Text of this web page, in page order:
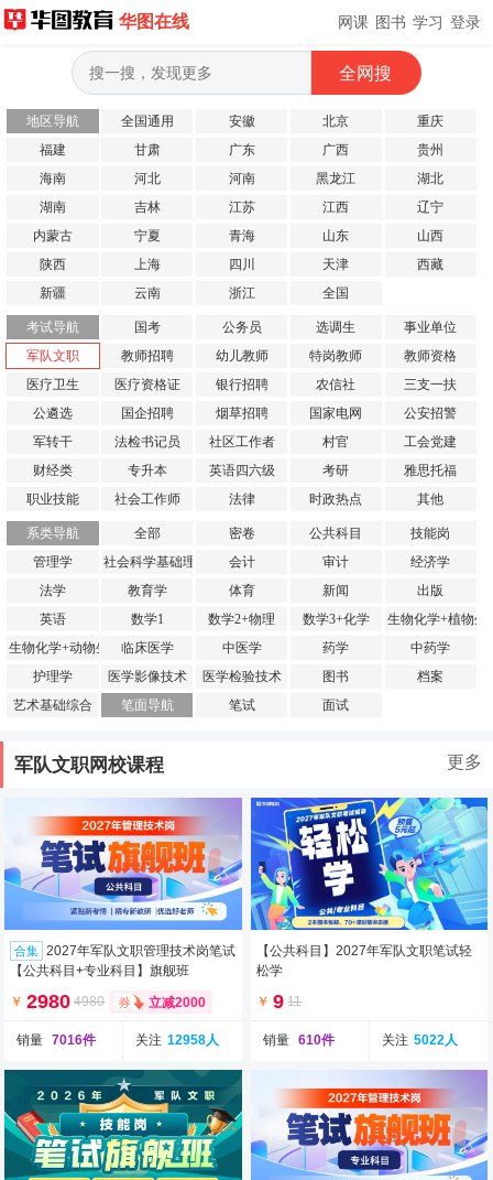
华图在线 网课 图书 学习 登录
地区导航 全国通用 安徽 北京
重庆
福建
甘肃 广东 广西
贵州
海南
河北 河南 黑龙江
湖北
湖南
吉林 江苏 江西
辽宁
内蒙古
宁夏 青海 山东
山西
陕西
上海 四川 天津
西藏
新疆
云南 浙江 全国
考试导航 国考 公务员 选调生
事业单位
军队文职
教师招聘 幼儿教师 特岗教师
教师资格
医疗卫生
医疗资格证 银行招聘 农信社
三支一扶
公遴选
国企招聘 烟草招聘 国家电网
公安招警
军转干
法检书记员 社区工作者 村官
工会党建
财经类
专升本 英语四六级 考研
雅思托福
职业技能
社会工作师 法律 时政热点 其他
系类导航 全部 密卷 公共科目
技能岗
管理学
社会科学基础理论 会计 审计
经济学
法学
教育学 体育 新闻
出版
英语
数学1 数学2+物理 数学3+化学
生物化学+植物生
生物化学+动物生理学临床医学 中医学 药学
中药学
护理学
医学影像技术 医学检验技术 图书
档案
艺术基础综合
笔面导航 笔试 面试
更多
军队文职网校课程
合集
2027年军队文职管理技术岗笔试
【公共科目+专业科目】旗舰班
￥ 2980 4980 立减2000
销量 7016件 关注 12958人
【公共科目】2027年军队文职笔试轻
松学
￥ 9 11
销量 610件 关注 5022人